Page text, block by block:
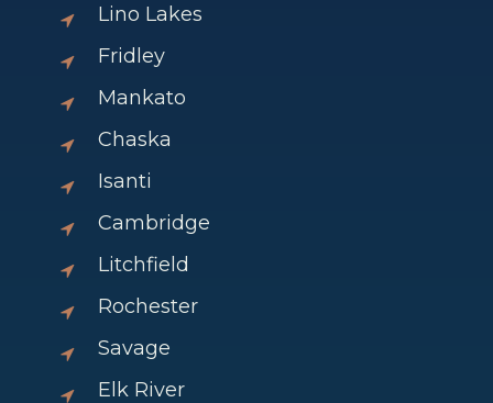
Lino Lakes
Fridley
Mankato
Chaska
Isanti
Cambridge
Litchfield
Rochester
Savage
Elk River